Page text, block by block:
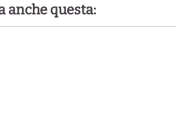
anche questa: